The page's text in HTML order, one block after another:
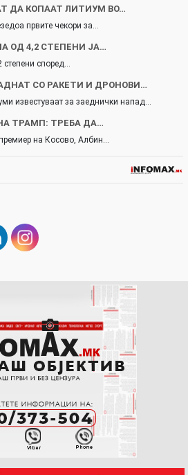
ДА КОПААТ ЛИТИУМ ВО…
првите чекори за…
ОД 4,2 СТЕПЕНИ ЈА…
според…
СО РАКЕТИ И ДРОНОВИ…
известуваат за заеднички напад…
ТРАМП: ТРЕБА ДА…
на Косово, Албин…